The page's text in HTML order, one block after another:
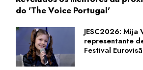
do 'The Voice Portugal'
JESC2026: Mija
representante
Festival